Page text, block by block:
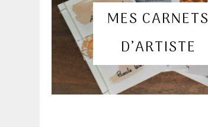
MES CARNETS
D’ARTISTE